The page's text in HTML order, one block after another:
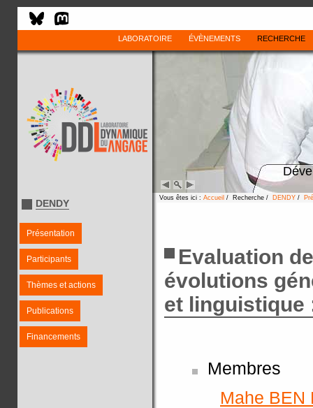
LABORATOIRE ÉVÈNEMENTS RECHERCHE
DENDY
Présentation
Participants
Thèmes et actions
Publications
Financements
Vous êtes ici : Accueil / Recherche / DENDY /
Evaluation
évolutions
et linguistique
Membres
Mahe BEN